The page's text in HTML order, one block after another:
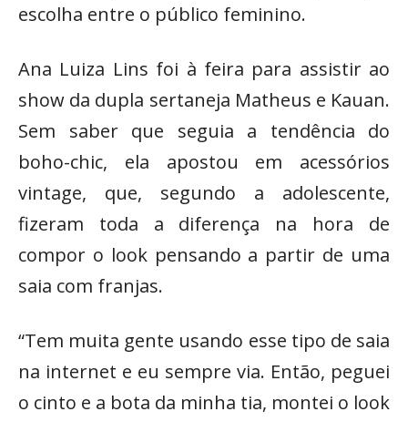
escolha entre o público feminino.
Ana Luiza Lins foi à feira para assistir ao
show da dupla sertaneja Matheus e Kauan.
Sem saber que seguia a tendência do
boho-chic, ela apostou em acessórios
vintage, que, segundo a adolescente,
fizeram toda a diferença na hora de
compor o look pensando a partir de uma
saia com franjas.
“Tem muita gente usando esse tipo de saia
na internet e eu sempre via. Então, peguei
o cinto e a bota da minha tia, montei o look